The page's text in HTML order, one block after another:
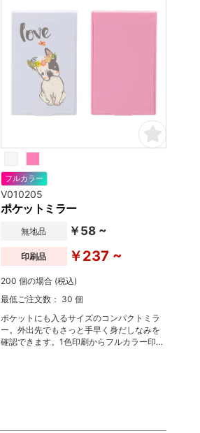
フルカラー
V010205
ポケットミラー
無地品 ￥58 ~
印刷品 ￥237 ~
200 個の場合 (税込)
最低ご注文数： 30 個
ポケットにも入るサイズのコンパクトミラ
ー。外出先でもさっと手早く身だしなみを
確認できます。1色印刷からフルカラー印刷